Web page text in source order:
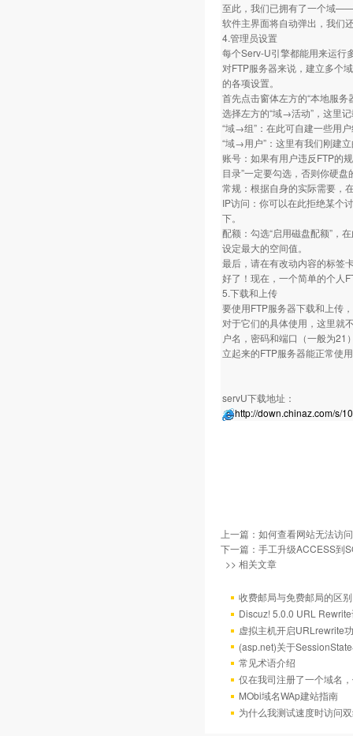
至此，我们已拥有了一个域
软件主界面将自动弹出，我们
4.管理员设置
每个Serv-U引擎都能用来运行
对FTP服务器来说，建立多个
的各项设置。
首先点击窗体左方的“本地服务
选择左方的“域→活动”，这里
“域→组”：在此可自建一些用
“域→用户”：这里有我们刚建
账号：如果有用户违反FTP的
目录”一定要勾选，否则你硬
常规：根据自身的实际需要，
IP访问：你可以在此拒绝某个
下。
配额：勾选“启用磁盘配额”，
设定最大的空间值。
最后，请在有改动内容的标签
好了！现在，一个简单的个人
5.下载和上传
要使用FTP服务器下载和上传
对于它们的具体使用，这里就
户名，密码和端口（一般为
立起来的FTP服务器能正常使
servU下载地址：
http://down.chinaz.com/s/
上一篇： 如何查看网站无法访
下一篇： 手工升级ACCESS到
>> 相关文章
收费邮局与免费邮局的区别
Discuz! 5.0.0 URL
虚拟主机开启URLrewrite
(asp.net)关于
常见术语介绍
仅在我司注册了一个域名
MObi域名WAp建站指南
为什么我测试速度时访问